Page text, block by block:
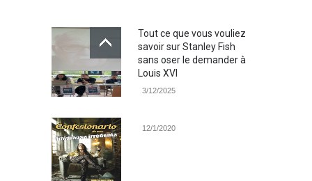
Tout ce que vous vouliez
savoir sur Stanley Fish
sans oser le demander à
Louis XVI